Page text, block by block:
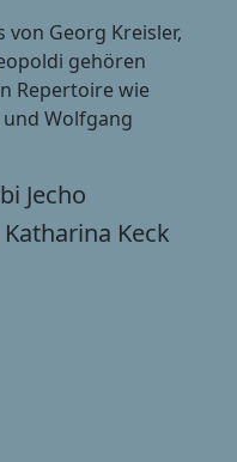
Georg Kreisler,
gehören
Repertoire wie
Wolfgang
Jecho
Keck